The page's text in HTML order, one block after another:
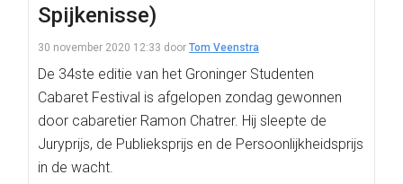
Spijkenisse)
30 november 2020 12:33 door Tom Veenstra
De 34ste editie van het Groninger Studenten
Cabaret Festival is afgelopen zondag gewonnen
door cabaretier Ramon Chatrer. Hij sleepte de
Juryprijs, de Publieksprijs en de Persoonlijkheidsprijs
in de wacht.